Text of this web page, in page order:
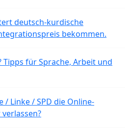
deutsch-kurdische
bekommen.
Tipps für Sprache, Arbeit und
/ Linke / SPD die Online-